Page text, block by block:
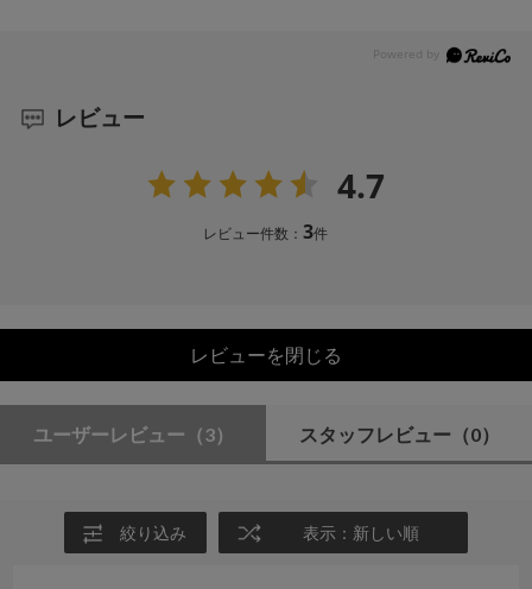
レビュー
4.7
レビュー件数：3件
レビューを閉じる
ユーザーレビュー （3） スタッフレビュー （0）
絞り込み 表示：新しい順